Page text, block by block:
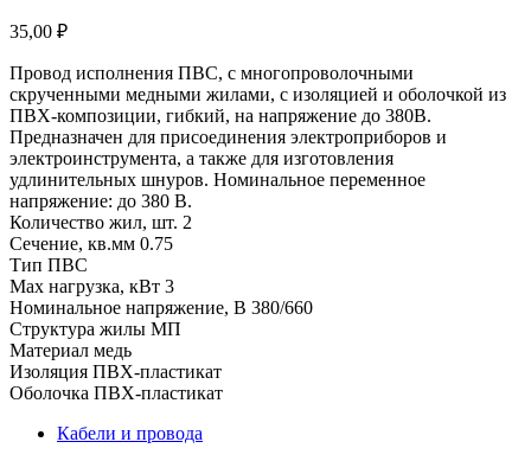
35,00 ₽
Провод исполнения ПВС, с многопроволочными
скрученными медными жилами, с изоляцией и оболочкой из
ПВХ-композиции, гибкий, на напряжение до 380В.
Предназначен для присоединения электроприборов и
электроинструмента, а также для изготовления
удлинительных шнуров. Номинальное переменное
напряжение: до 380 В.
Количество жил, шт. 2
Сечение, кв.мм 0.75
Тип ПВС
Max нагрузка, кВт 3
Номинальное напряжение, В 380/660
Структура жилы МП
Материал медь
Изоляция ПВХ-пластикат
Оболочка ПВХ-пластикат
Кабели и провода